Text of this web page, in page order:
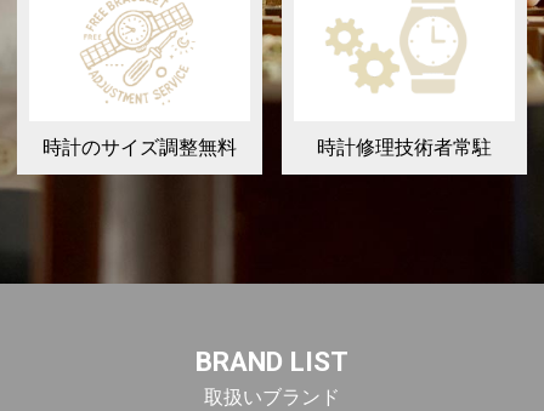
時計のサイズ調整無料 時計修理技術者常駐
BRAND LIST
取扱いブランド